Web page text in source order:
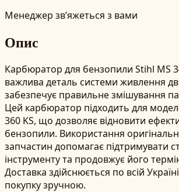
Менеджер зв’яжеться з вами
Опис
Карбюратор для бензопили Stihl MS
важлива деталь системи живлення
забезпечує правильне змішування
Цей карбюратор підходить для
360 KS, що дозволяє відновити
бензопили. Використання
запчастин допомагає підтримувати
інструменту та продовжує його
Доставка здійснюється по всій
покупку зручною.